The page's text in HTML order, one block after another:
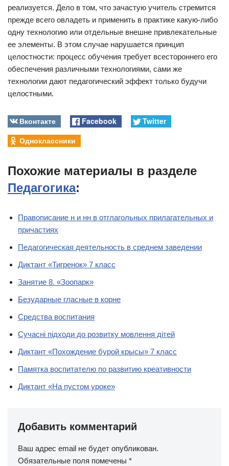
реализуется. Дело в том, что зачастую учитель стремится
прежде всего овладеть и применить в практике какую-либо
одну технологию или отдельные внешне привлекательные
ее элементы. В этом случае нарушается принцип
целостности: процесс обучения требует всестороннего его
обеспечения различными технологиями, сами же
технологии дают педагогический эффект только будучи
целостными.
Вконтакте Facebook
Twitter
Одноклассники
Похожие материалы в разделе
Педагогика:
Правописание н и нн в отглагольных прилагательных и
причастиях
Педагогическая деятельность в среднем заведении
Диктант «Тигренок» 7 класс
Занятие 8. «Зоопарк»
Безударные гласные в корне
Средства воспитания
Сучасні підходи до розвитку мовлення дітей
Диктант «Похождение бурой крысы» 7 класс
Памятка воспитателю по развитию креативности
Диктант «На пустом уроке»
Добавить комментарий
Ваш адрес email не будет опубликован.
Обязательные поля помечены *